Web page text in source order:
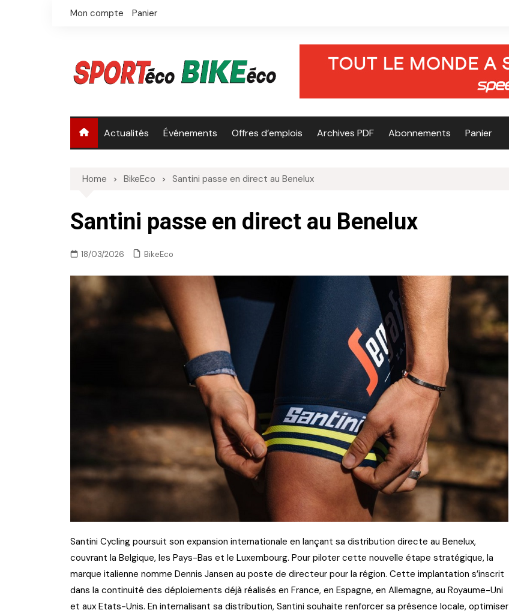
Mon compte Panier
Actualités Événements Offres d’emplois Archives PDF Abonnements Panier
Home BikeEco Santini passe en direct au Benelux
Santini passe en direct au Benelux
18/03/2026 BikeEco
Santini Cycling poursuit son expansion internationale en lançant sa distribution directe au Benelux,
couvrant la Belgique, les Pays-Bas et le Luxembourg. Pour piloter cette nouvelle étape stratégique, la
marque italienne nomme Dennis Jansen au poste de directeur pour la région. Cette implantation s’inscrit
dans la continuité des déploiements déjà réalisés en France, en Espagne, en Allemagne, au Royaume-Uni
et aux Etats-Unis. En internalisant sa distribution, Santini souhaite renforcer sa présence locale, optimiser